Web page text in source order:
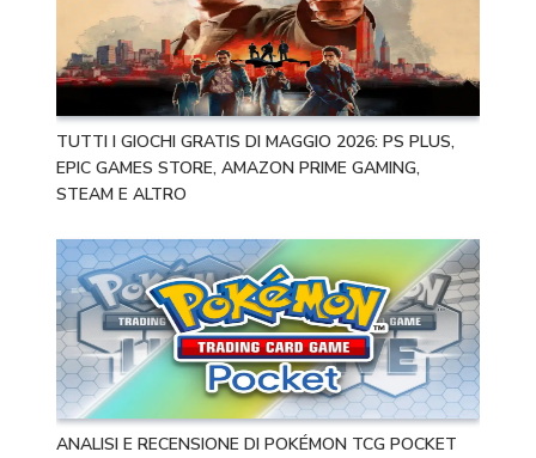
TUTTI I GIOCHI GRATIS DI MAGGIO 2026: PS PLUS,
EPIC GAMES STORE, AMAZON PRIME GAMING,
STEAM E ALTRO
ANALISI E RECENSIONE DI POKÉMON TCG POCKET